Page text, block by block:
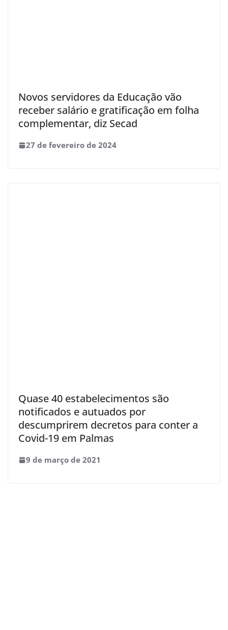
Novos servidores da Educação vão
receber salário e gratificação em folha
complementar, diz Secad
27 de fevereiro de 2024
Quase 40 estabelecimentos são
notificados e autuados por
descumprirem decretos para conter a
Covid-19 em Palmas
9 de março de 2021